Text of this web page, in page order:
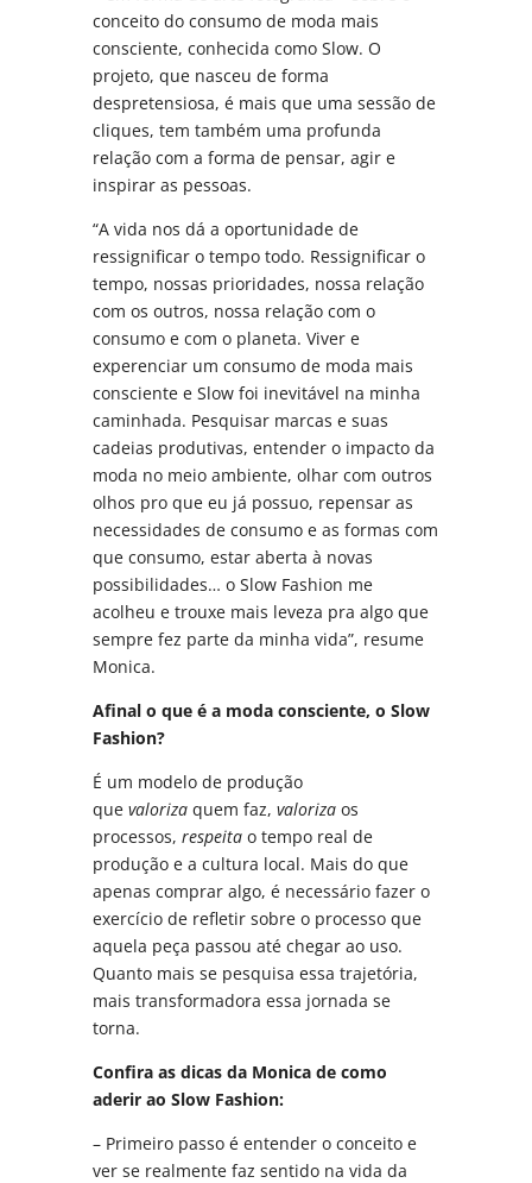
conceito do consumo de moda mais
consciente, conhecida como Slow. O
projeto, que nasceu de forma
despretensiosa, é mais que uma sessão de
cliques, tem também uma profunda
relação com a forma de pensar, agir e
inspirar as pessoas.
“A vida nos dá a oportunidade de
ressignificar o tempo todo. Ressignificar o
tempo, nossas prioridades, nossa relação
com os outros, nossa relação com o
consumo e com o planeta. Viver e
experenciar um consumo de moda mais
consciente e Slow foi inevitável na minha
caminhada. Pesquisar marcas e suas
cadeias produtivas, entender o impacto da
moda no meio ambiente, olhar com outros
olhos pro que eu já possuo, repensar as
necessidades de consumo e as formas com
que consumo, estar aberta à novas
possibilidades… o Slow Fashion me
acolheu e trouxe mais leveza pra algo que
sempre fez parte da minha vida”, resume
Monica.
Afinal o que é a moda consciente, o Slow
Fashion?
É um modelo de produção
quevaloriza quem faz,valoriza os
processos,respeita o tempo real de
produção e a cultura local. Mais do que
apenas comprar algo, é necessário fazer o
exercício de refletir sobre o processo que
aquela peça passou até chegar ao uso.
Quanto mais se pesquisa essa trajetória,
mais transformadora essa jornada se
torna.
Confira as dicas da Monica de como
aderir ao Slow Fashion:
– Primeiro passo é entender o conceito e
ver se realmente faz sentido na vida da